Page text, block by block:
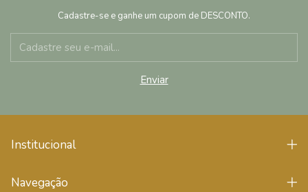
Cadastre-se e ganhe um cupom de DESCONTO.
Institucional
Navegação